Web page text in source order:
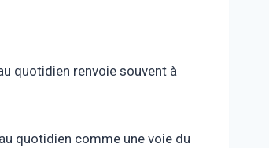
quotidien renvoie souvent à
quotidien comme une voie du